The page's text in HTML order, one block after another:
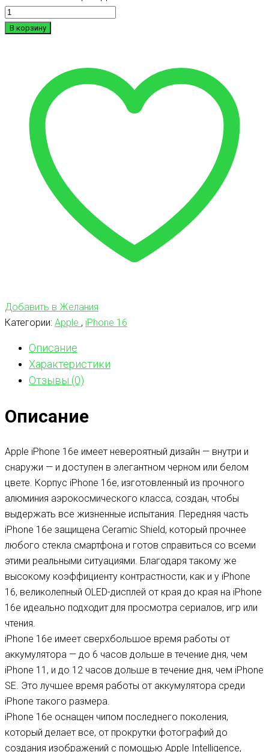
В корзину
Добавить в Желания
Категории: Apple , iPhone 16
Описание
Характеристики
Отзывы (0)
Описание
Apple iPhone 16e имеет невероятный дизайн — внутри и
снаружи — и доступен в элегантном черном или белом
цвете. Корпус iPhone 16e, изготовленный из прочного
алюминия аэрокосмического класса, создан, чтобы
выдержать все жизненные испытания. Передняя часть
iPhone 16e защищена Ceramic Shield, который прочнее
любого стекла смартфона и готов справиться со всеми
этими реальными ситуациями. Благодаря такому же
высокому коэффициенту контрастности, как и у iPhone
16, великолепный OLED-дисплей от края до края на iPhone
16e идеально подходит для просмотра сериалов, игр или
чтения.
iPhone 16e имеет сверхбольшое время работы от
аккумулятора — до 6 часов дольше в течение дня, чем
iPhone 11, и до 12 часов дольше в течение дня, чем iPhone
SE. Это лучшее время работы от аккумулятора среди
iPhone такого размера.
iPhone 16e оснащен чипом последнего поколения,
который делает все, от прокрутки фотографий до
создания изображений с помощью Apple Intelligence,